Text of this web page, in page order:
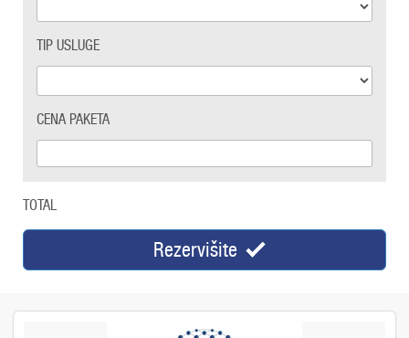
TIP USLUGE
CENA PAKETA
TOTAL
Rezervišite